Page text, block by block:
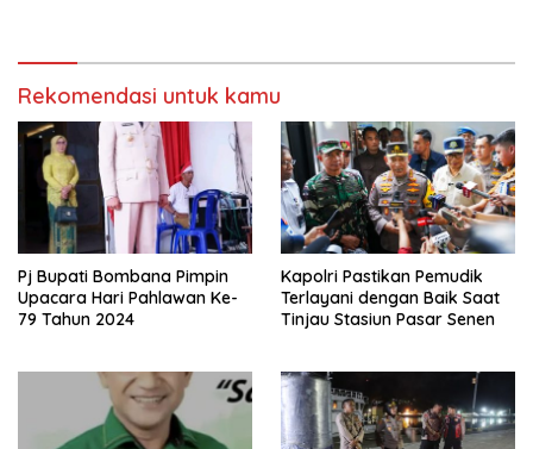
Rekomendasi untuk kamu
Pj Bupati Bombana Pimpin
Upacara Hari Pahlawan Ke-
79 Tahun 2024
Kapolri Pastikan Pemudik
Terlayani dengan Baik Saat
Tinjau Stasiun Pasar Senen